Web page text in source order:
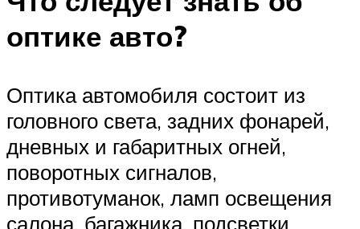
оптике авто?
Оптика автомобиля состоит из
головного света, задних фонарей,
дневных и габаритных огней,
поворотных сигналов,
противотуманок, ламп освещения
салона, багажника, подсветки